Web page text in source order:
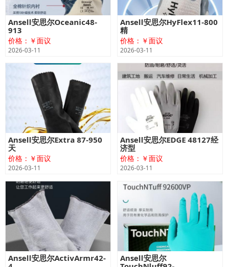
Ansell安思尔Oceanic48-
913
价格：￥面议
2026-03-11
Ansell安思尔HyFlex11-800
精
价格：￥面议
2026-03-11
Ansell安思尔Extra 87-950
天
价格：￥面议
2026-03-11
Ansell安思尔EDGE 48127经
济型
价格：￥面议
2026-03-11
Ansell安思尔ActivArmr42-
Ansell安思尔